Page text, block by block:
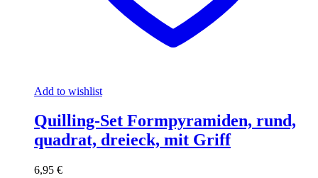
Add to wishlist
Quilling-Set Formpyramiden, rund,
quadrat, dreieck, mit Griff
6,95 €